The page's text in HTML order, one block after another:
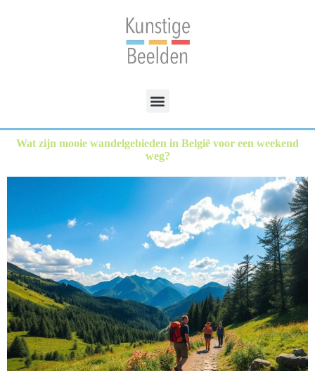
Wat zijn mooie wandelgebieden in België voor een weekend
weg?